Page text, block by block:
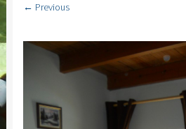
← Previous